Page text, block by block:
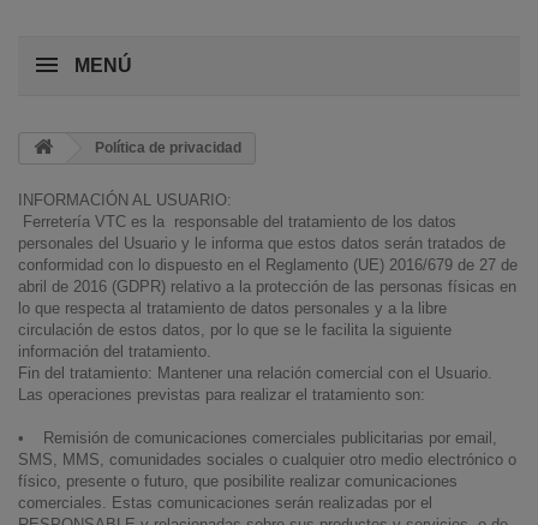
MENÚ
Política de privacidad
INFORMACIÓN AL USUARIO:
Ferretería VTC es la responsable del tratamiento de los datos
personales del Usuario y le informa que estos datos serán tratados de
conformidad con lo dispuesto en el Reglamento (UE) 2016/679 de 27 de
abril de 2016 (GDPR) relativo a la protección de las personas físicas en
lo que respecta al tratamiento de datos personales y a la libre
circulación de estos datos, por lo que se le facilita la siguiente
información del tratamiento.
Fin del tratamiento: Mantener una relación comercial con el Usuario.
Las operaciones previstas para realizar el tratamiento son:
• Remisión de comunicaciones comerciales publicitarias por email,
SMS, MMS, comunidades sociales o cualquier otro medio electrónico o
físico, presente o futuro, que posibilite realizar comunicaciones
comerciales. Estas comunicaciones serán realizadas por el